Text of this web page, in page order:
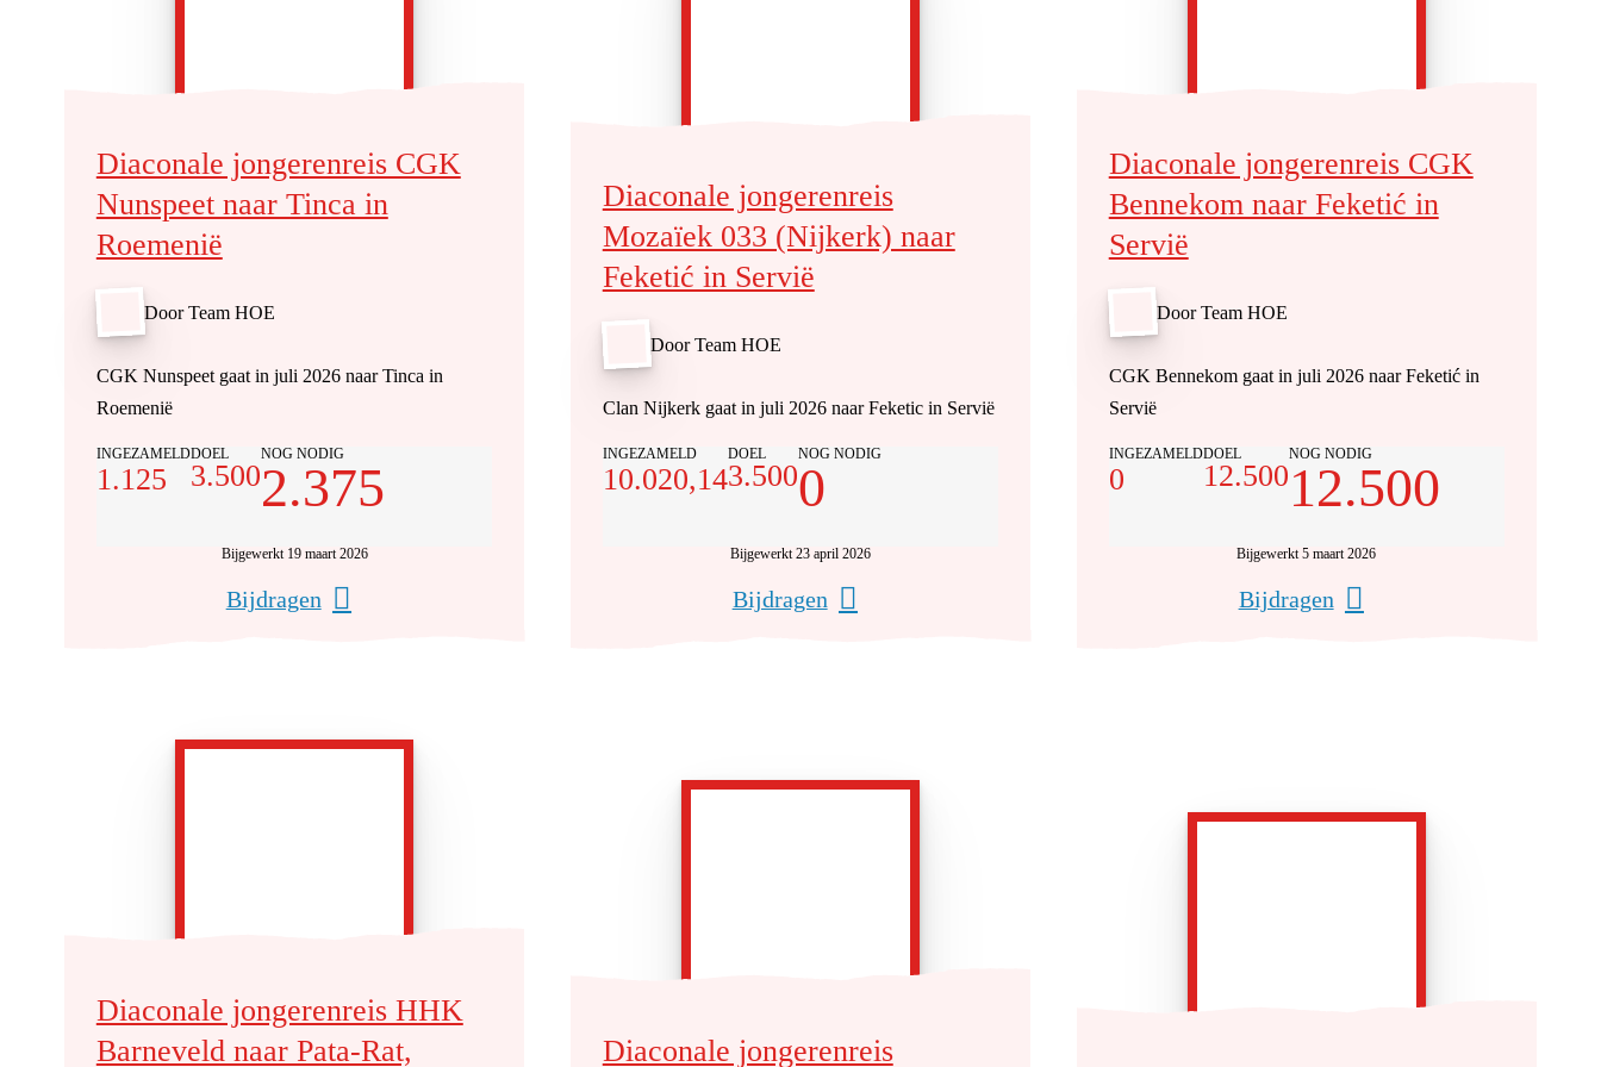
Diaconale jongerenreis CGK
Nunspeet naar Tinca in
Roemenië
Door Team HOE
CGK Nunspeet gaat in juli 2026 naar Tinca in
Roemenië
INGEZAMELD
1.125
DOEL
3.500
NOG NODIG
2.375
Bijgewerkt 19 maart 2026
Bijdragen
Diaconale jongerenreis
Mozaïek 033 (Nijkerk) naar
Feketić in Servië
Door Team HOE
Clan Nijkerk gaat in juli 2026 naar Feketic in Servië
INGEZAMELD
10.020,14
DOEL
3.500
NOG NODIG
0
Bijgewerkt 23 april 2026
Bijdragen
Diaconale jongerenreis CGK
Bennekom naar Feketić in
Servië
Door Team HOE
CGK Bennekom gaat in juli 2026 naar Feketić in
Servië
INGEZAMELD
0
DOEL
12.500
NOG NODIG
12.500
Bijgewerkt 5 maart 2026
Bijdragen
Diaconale jongerenreis HHK
Barneveld naar Pata-Rat,
Diaconale jongerenreis